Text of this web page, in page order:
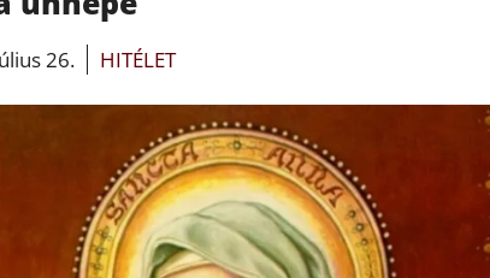
26. HITÉLET